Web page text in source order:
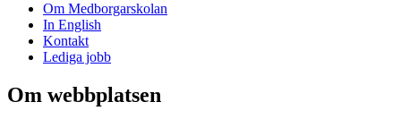
Om Medborgarskolan
In English
Kontakt
Lediga jobb
Om webbplatsen